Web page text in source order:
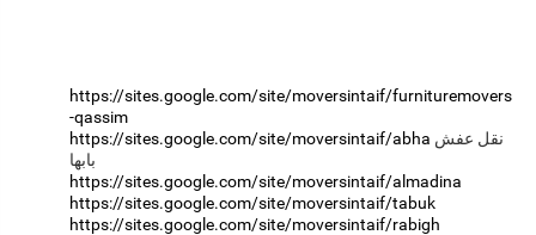
https://sites.google.com/site/moversintaif/furnituremovers
-qassim
https://sites.google.com/site/moversintaif/abha
https://sites.google.com/site/moversintaif/almadina
https://sites.google.com/site/moversintaif/tabuk
https://sites.google.com/site/moversintaif/rabigh